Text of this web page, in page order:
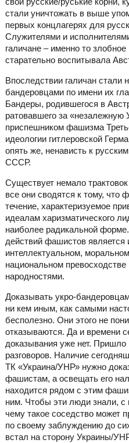
стали уничтожать в выше
первых концлагерях для
Служителями и
галичане – именно то злобное
старательно воспитывала
Впоследствии галичан стали
бандеровцами по имени их
Бандеры, родившегося в
ратовавшего за «незалежную
приспешником фашизма
идеологии гитлеровской
опять же, ненависть к
СССР.
Существует немало
все они сводятся к тому, что
течение, характеризуемое
идеалам харизматического
наиболее радикальной
действий фашистов является
интеллектуальном,
национальном
народностями.
Доказывать укро-
ни кем иным, как самыми
бесполезно. Они этого не
отказываются. Да и времени
доказывания уже нет. Пришло
разговоров. Наличие
ТК «Украина/УНР» нужно
фашистам, а освещать его
находится рядом с этим
ним. Чтобы эти люди знали, с
чему такое соседство может
по своему заблуждению до
встал на сторону Украины/